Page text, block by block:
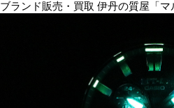
ブランド販売・買取 伊丹の質屋「マ